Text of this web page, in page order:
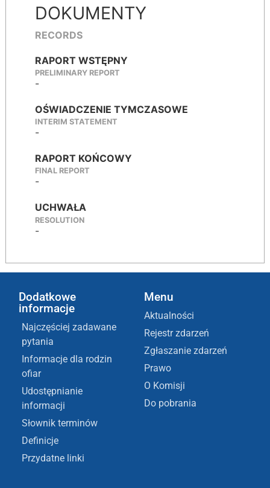
DOKUMENTY
RECORDS
RAPORT WSTĘPNY
PRELIMINARY REPORT
-
OŚWIADCZENIE TYMCZASOWE
INTERIM STATEMENT
-
RAPORT KOŃCOWY
FINAL REPORT
-
UCHWAŁA
RESOLUTION
-
Dodatkowe
informacje
Najczęściej zadawane
pytania
Informacje dla rodzin
ofiar
Udostępnianie
informacji
Słownik terminów
Definicje
Przydatne linki
Menu
Aktualności
Rejestr zdarzeń
Zgłaszanie zdarzeń
Prawo
O Komisji
Do pobrania